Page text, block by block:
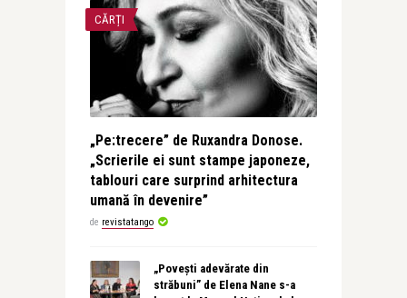
CĂRȚI
„Pe:trecere” de Ruxandra Donose.
„Scrierile ei sunt stampe japoneze,
tablouri care surprind arhitectura
umană în devenire”
de revistatango
„Povești adevărate din
străbuni” de Elena Nane s-a